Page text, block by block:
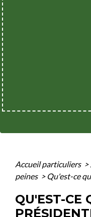
Accueil particuliers >
peines > Qu'est-ce
QU'EST-CE